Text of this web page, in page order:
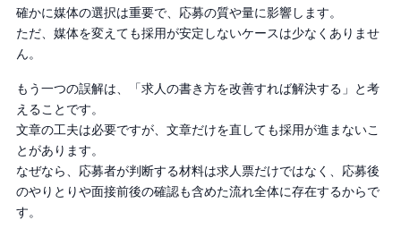
確かに媒体の選択は重要で、応募の質や量に影響します。
ただ、媒体を変えても採用が安定しないケースは少なくありませ
ん。
もう一つの誤解は、「求人の書き方を改善すれば解決する」と考
えることです。
文章の工夫は必要ですが、文章だけを直しても採用が進まないこ
とがあります。
なぜなら、応募者が判断する材料は求人票だけではなく、応募後
のやりとりや面接前後の確認も含めた流れ全体に存在するからで
す。